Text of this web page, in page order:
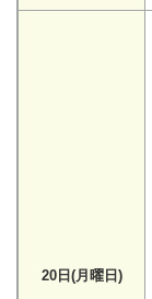
20日(月曜日)